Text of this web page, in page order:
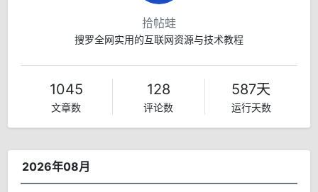
拾帖蛙
搜罗全网实用的互联网资源与技术教程
1045
文章数
128
评论数
587天
运行天数
2026年08月